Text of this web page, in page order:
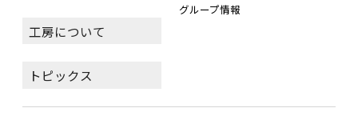
工房について
トピックス
グループ情報